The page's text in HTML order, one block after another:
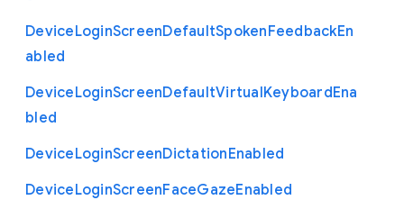
DeviceLoginScreenDefaultSpokenFeedbackEn
abled
DeviceLoginScreenDefaultVirtualKeyboardEna
bled
DeviceLoginScreenDictationEnabled
DeviceLoginScreenFaceGazeEnabled